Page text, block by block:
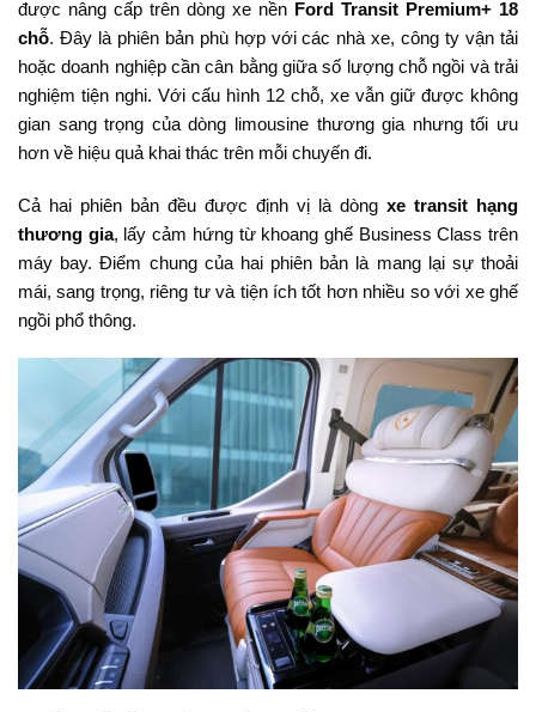
được nâng cấp trên dòng xe nền Ford Transit Premium+ 18
chỗ. Đây là phiên bản phù hợp với các nhà xe, công ty vận tải
hoặc doanh nghiệp cần cân bằng giữa số lượng chỗ ngồi và trải
nghiệm tiện nghi. Với cấu hình 12 chỗ, xe vẫn giữ được không
gian sang trọng của dòng limousine thương gia nhưng tối ưu
hơn về hiệu quả khai thác trên mỗi chuyến đi.
Cả hai phiên bản đều được định vị là dòng xe transit hạng
thương gia, lấy cảm hứng từ khoang ghế Business Class trên
máy bay. Điểm chung của hai phiên bản là mang lại sự thoải
mái, sang trọng, riêng tư và tiện ích tốt hơn nhiều so với xe ghế
ngồi phổ thông.